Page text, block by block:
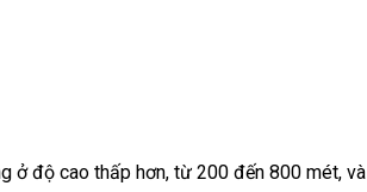
ở độ cao thấp hơn, từ 200 đến 800 mét,